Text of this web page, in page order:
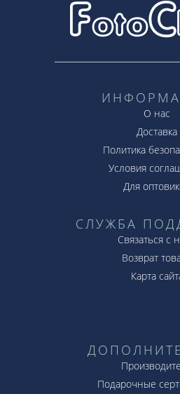
О нас
Доставка
Политика
Условия
Для
СЛУЖБА
Связаться с
Возврат
Карта
Подарочные